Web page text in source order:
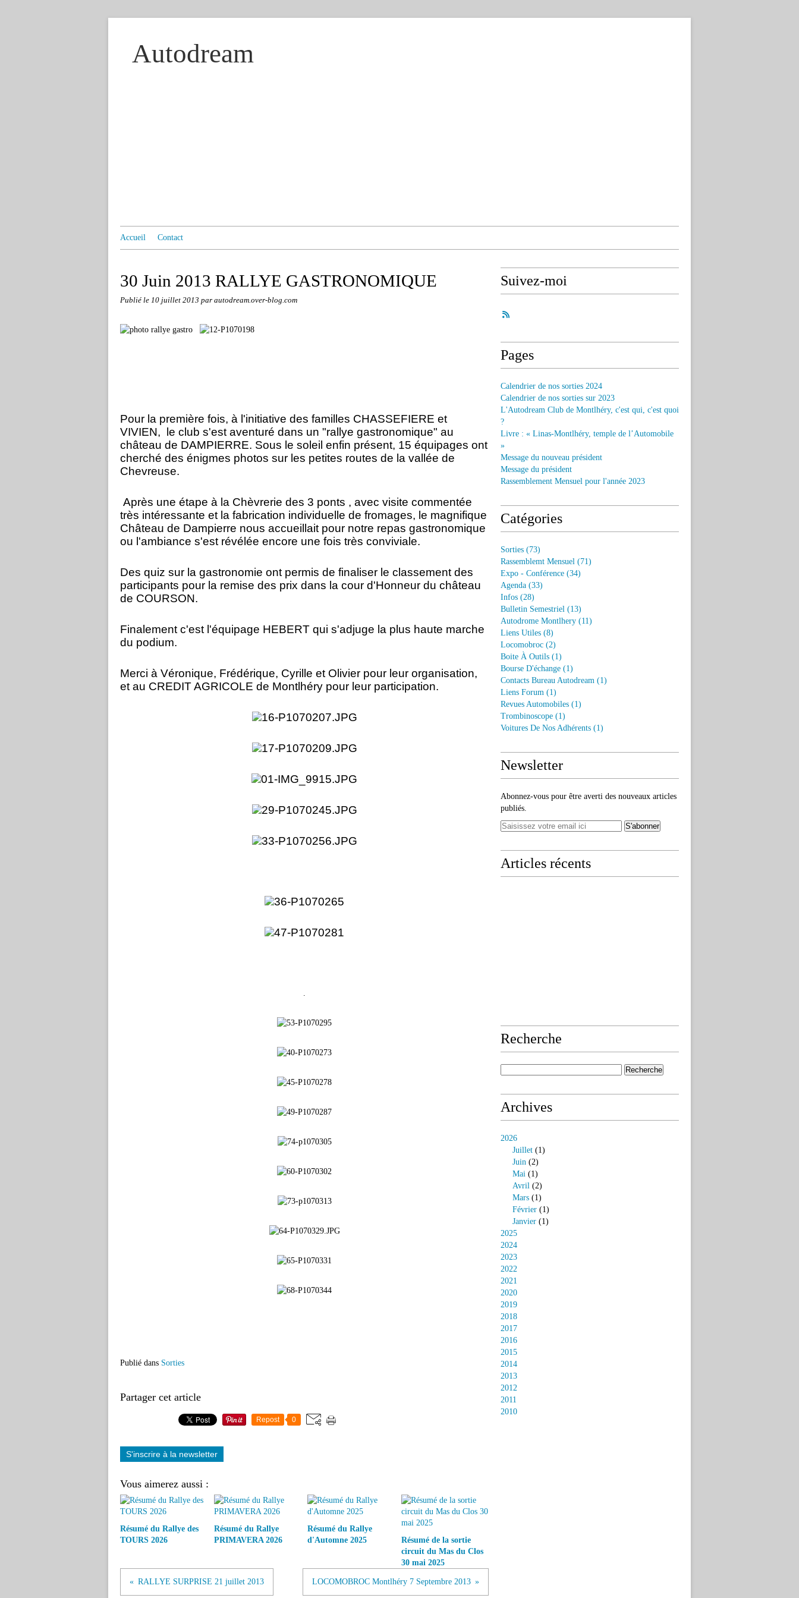
Autodream
Accueil Contact
30 Juin 2013 RALLYE GASTRONOMIQUE
Publié le 10 juillet 2013 par autodream.over-blog.com
Pour la première fois, à l'initiative des familles CHASSEFIERE et
VIVIEN,
le club s'est aventuré dans un "rallye gastronomique" au
château de DAMPIERRE. Sous le soleil enfin présent, 15 équipages ont
cherché des énigmes photos sur les petites routes de la vallée de
Chevreuse.
Après une étape à la Chèvrerie des 3 ponts , avec visite commentée
très intéressante et la fabrication individuelle de fromages, le magnifique
Château de Dampierre nous accueillait pour notre repas gastronomique
ou l'ambiance s'est révélée encore une fois très conviviale.
Des quiz sur la gastronomie ont permis de finaliser le classement des
participants pour la remise des prix dans la cour d'Honneur du château
de COURSON.
Finalement c'est l'équipage HEBERT qui s'adjuge la plus haute marche
du podium.
Merci à Véronique, Frédérique, Cyrille et Olivier pour leur organisation,
et au CREDIT AGRICOLE de Montlhéry pour leur participation.
.
Publié dans Sorties
Partager cet article
Repost 0
S'inscrire à la newsletter
Vous aimerez aussi :
Résumé du Rallye des
TOURS 2026
Résumé du Rallye
PRIMAVERA 2026
Résumé du Rallye
d'Automne 2025
Résumé de la sortie
circuit du Mas du Clos
30 mai 2025
RALLYE SURPRISE 21 juillet 2013 LOCOMOBROC Montlhéry 7 Septembre 2013
Suivez-moi
Pages
Calendrier de nos sorties 2024
Calendrier de nos sorties sur 2023
L'Autodream Club de Montlhéry, c'est qui, c'est quoi
?
Livre : « Linas-Montlhéry, temple de l’Automobile
»
Message du nouveau président
Message du président
Rassemblement Mensuel pour l'année 2023
Catégories
Sorties (73)
Rassemblemt Mensuel (71)
Expo - Conférence (34)
Agenda (33)
Infos (28)
Bulletin Semestriel (13)
Autodrome Montlhery (11)
Liens Utiles (8)
Locomobroc (2)
Boite À Outils (1)
Bourse D'échange (1)
Contacts Bureau Autodream (1)
Liens Forum (1)
Revues Automobiles (1)
Trombinoscope (1)
Voitures De Nos Adhérents (1)
Newsletter
Abonnez-vous pour être averti des nouveaux articles
publiés.
Articles récents
Recherche
Archives
2026
Juillet (1)
Juin (2)
Mai (1)
Avril (2)
Mars (1)
Février (1)
Janvier (1)
2025
2024
2023
2022
2021
2020
2019
2018
2017
2016
2015
2014
2013
2012
2011
2010